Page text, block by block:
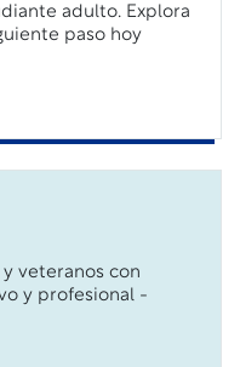
adulto. Explora
paso hoy
veteranos con
y profesional -